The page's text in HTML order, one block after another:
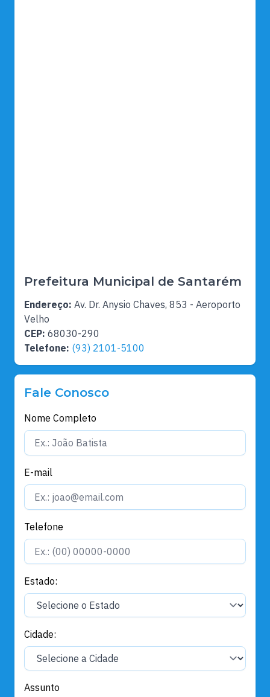
Prefeitura Municipal de Santarém
Endereço: Av. Dr. Anysio Chaves, 853 - Aeroporto
Velho
CEP: 68030-290
Telefone: (93) 2101-5100
Fale Conosco
Nome Completo
E-mail
Telefone
Estado:
Cidade:
Assunto